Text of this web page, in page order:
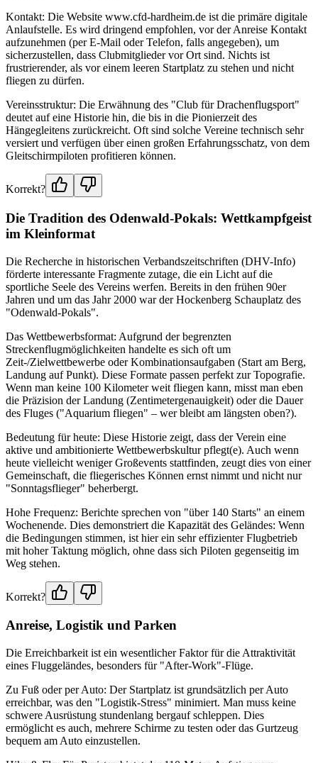
Kontakt: Die Website www.cfd-hardheim.de ist die primäre digitale
Anlaufstelle. Es wird dringend empfohlen, vor der Anreise Kontakt
aufzunehmen (per E-Mail oder Telefon, falls angegeben), um
sicherzustellen, dass Clubmitglieder vor Ort sind. Nichts ist
frustrierender, als vor einem leeren Startplatz zu stehen und nicht
fliegen zu dürfen.
Vereinsstruktur: Die Erwähnung des "Club für Drachenflugsport"
deutet auf eine Historie hin, die bis in die Pionierzeit des
Hängegleitens zurückreicht. Oft sind solche Vereine technisch sehr
versiert und verfügen über einen großen Erfahrungsschatz, von dem
Gleitschirmpiloten profitieren können.
Korrekt?
Die Tradition des Odenwald-Pokals: Wettkampfgeist
im Kleinformat
Die Recherche in historischen Verbandszeitschriften (DHV-Info)
förderte interessante Fragmente zutage, die ein Licht auf die
sportliche Seele des Vereins werfen. Bereits in den frühen 90er
Jahren und um das Jahr 2000 war der Hockenberg Schauplatz des
"Odenwald-Pokals".
Das Wettbewerbsformat: Aufgrund der begrenzten
Streckenflugmöglichkeiten handelte es sich oft um
Zeit-/Zielwettbewerbe oder Kombinationsaufgaben (Start am Berg,
Landung auf Punkt). Diese Formate passen perfekt zur Topografie.
Wenn man keine 100 Kilometer weit fliegen kann, misst man eben
die Präzision der Landung (Zentimetergenauigkeit) oder die Dauer
des Fluges ("Aquarium fliegen" – wer bleibt am längsten oben?).
Bedeutung für heute: Diese Historie zeigt, dass der Verein eine
aktive und ambitionierte Wettbewerbskultur pflegt(e). Auch wenn
heute vielleicht weniger Großevents stattfinden, zeugt dies von einer
Gemeinschaft, die fliegerisches Können ernst nimmt und nicht nur
"Sonntagsflieger" beherbergt.
Hohe Frequenz: Berichte sprechen von "über 140 Starts" an einem
Wochenende. Dies demonstriert die Kapazität des Geländes: Wenn
die Bedingungen stimmen, ist hier ein sehr effizienter Flugbetrieb
mit hoher Taktung möglich, ohne dass sich Piloten gegenseitig im
Weg stehen.
Korrekt?
Anreise, Logistik und Parken
Die Erreichbarkeit ist ein wesentlicher Faktor für die Attraktivität
eines Fluggeländes, besonders für "After-Work"-Flüge.
Zu Fuß oder per Auto: Der Startplatz ist grundsätzlich per Auto
erreichbar, was den "Logistik-Stress" minimiert. Man muss keine
schwere Ausrüstung stundenlang bergauf schleppen. Dies
ermöglicht es auch, mehrere Schirme zu testen oder das Gurtzeug
bequem am Auto einzustellen.